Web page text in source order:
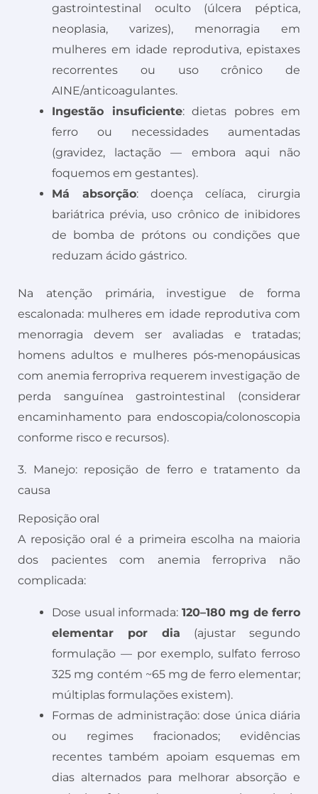
gastrointestinal oculto (úlcera péptica,
neoplasia, varizes), menorragia em
mulheres em idade reprodutiva, epistaxes
recorrentes ou uso crônico de
AINE/anticoagulantes.
Ingestão insuficiente: dietas pobres em
ferro ou necessidades aumentadas
(gravidez, lactação — embora aqui não
foquemos em gestantes).
Má absorção: doença celíaca, cirurgia
bariátrica prévia, uso crônico de inibidores
de bomba de prótons ou condições que
reduzam ácido gástrico.
Na atenção primária, investigue de forma
escalonada: mulheres em idade reprodutiva com
menorragia devem ser avaliadas e tratadas;
homens adultos e mulheres pós‑menopáusicas
com anemia ferropriva requerem investigação de
perda sanguínea gastrointestinal (considerar
encaminhamento para endoscopia/colonoscopia
conforme risco e recursos).
3. Manejo: reposição de ferro e tratamento da
causa
Reposição oral
A reposição oral é a primeira escolha na maioria
dos pacientes com anemia ferropriva não
complicada:
Dose usual informada: 120–180 mg de ferro
elementar por dia (ajustar segundo
formulação — por exemplo, sulfato ferroso
325 mg contém ~65 mg de ferro elementar;
múltiplas formulações existem).
Formas de administração: dose única diária
ou regimes fracionados; evidências
recentes também apoiam esquemas em
dias alternados para melhorar absorção e